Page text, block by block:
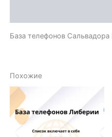
База телефонов
Похожие